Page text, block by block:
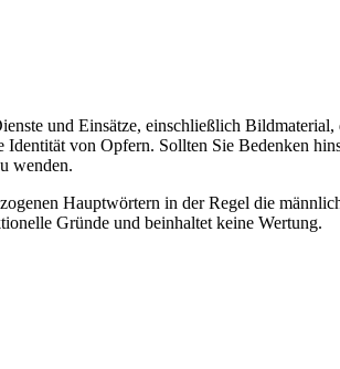
und Einsätze, einschließlich
Identität von Opfern. Sollten Sie Bedenken
wenden.
Hauptwörtern in der Regel die
Gründe und beinhaltet keine Wertung.